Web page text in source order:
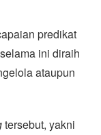
predikat
ini diraih
ataupun
tersebut, yakni